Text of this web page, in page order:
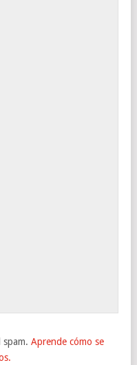
spam. Aprende cómo se